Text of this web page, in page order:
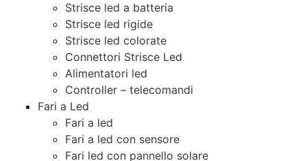
Strisce led a batteria
Strisce led rigide
Strisce led colorate
Connettori Strisce Led
Alimentatori led
Controller – telecomandi
Fari a Led
Fari a led
Fari a led con sensore
Fari led con pannello solare